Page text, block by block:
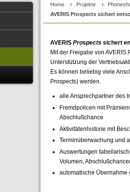
Home Projekte
AVERIS Prospects sichert
AVERIS Prospectssichert
Mit der Freigabe von AVERIS
Unterstützung der
Es können beliebig viele
Prospects) werden.
alle Ansprechpartner des
Fremdpolicen mit
Abschlußchance
Aktivitätenhistorie mit
Terminüberwachung und
Auswertungen
Volumen,
automatische Übernahme